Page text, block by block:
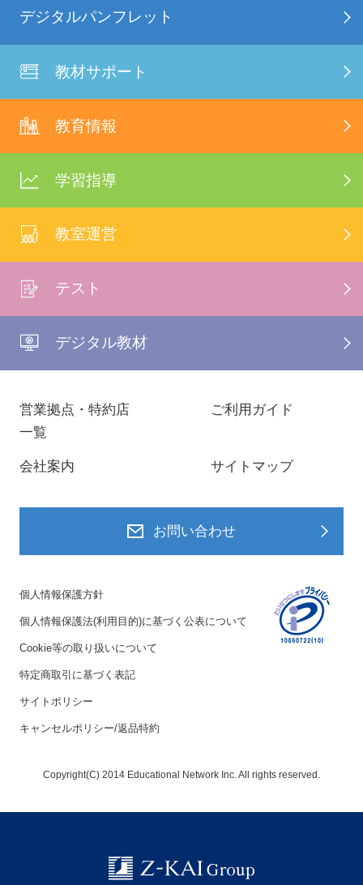
デジタルパンフレット
教材サポート
教育情報
学習指導
教室運営
テスト
デジタル教材
営業拠点・特約店
一覧
ご利用ガイド
会社案内 サイトマップ
お問い合わせ
個人情報保護方針
個人情報保護法(利用目的)に基づく公表について
Cookie等の取り扱いについて
特定商取引に基づく表記
サイトポリシー
キャンセルポリシー/返品特約
Copyright(C) 2014 Educational Network Inc. All rights reserved.